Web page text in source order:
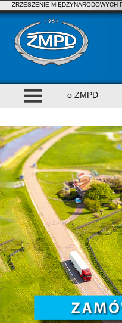
ZRZESZENIE MIĘDZYNARODOWYCH
o ZMPD